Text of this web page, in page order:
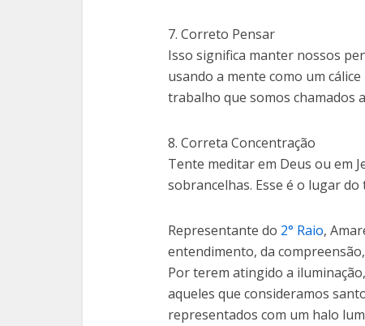
7. Correto Pensar
Isso significa manter nossos
usando a mente como um
trabalho que somos chamados
8. Correta Concentração
Tente meditar em Deus ou em
sobrancelhas. Esse é o lugar
Representante do 2° Raio,
entendimento, da
Por terem atingido a
aqueles que consideramos
representados com um halo